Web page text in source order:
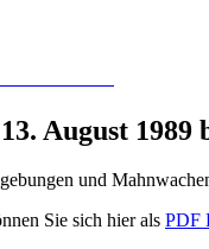
August
und
Sie sich hier als PDF